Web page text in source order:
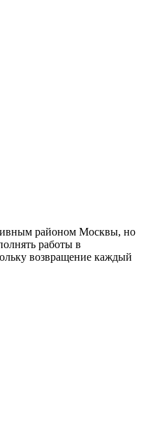
районом Москвы, но
работы в
возвращение каждый